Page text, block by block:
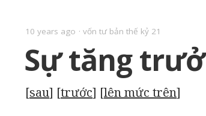
10 years ago vốn tư bản thế kỷ 21
Sự tăng
[sau] [trước] [lên mức trên]